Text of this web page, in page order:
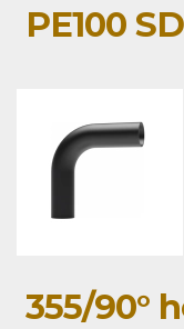
PE100
355/90°